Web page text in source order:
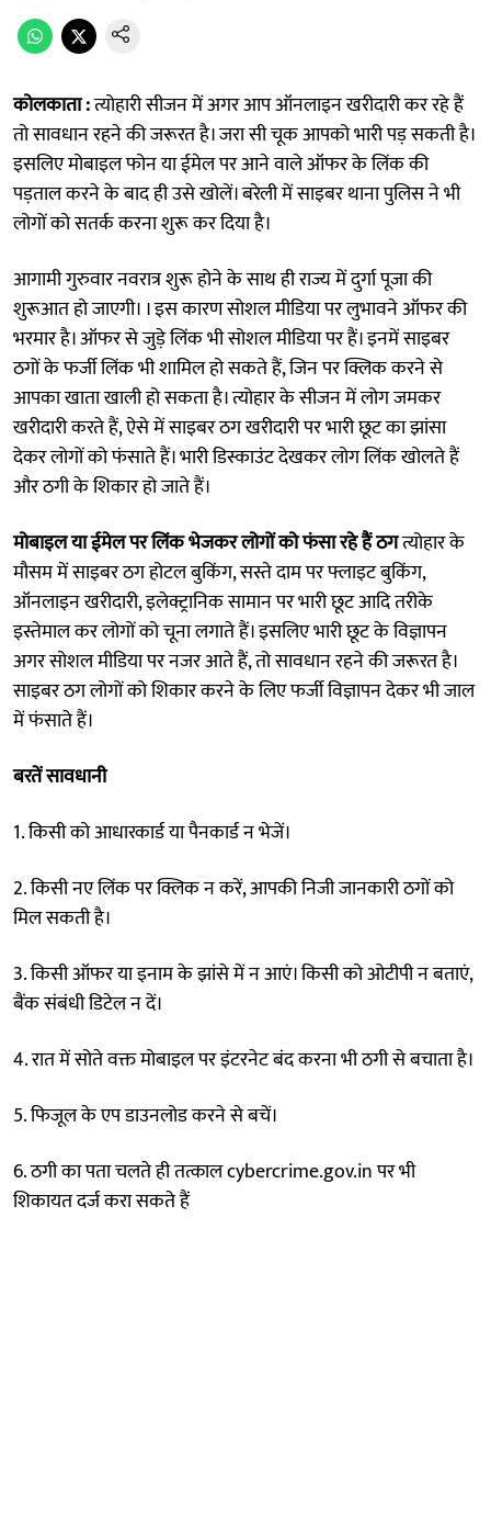
कोलकाता :त्योहारी सीजन में अगर आप ऑनलाइन खरीदारी कर रहे हैं
तो सावधान रहने की जरूरत है। जरा सी चूक आपको भारी पड़ सकती है।
इसलिए मोबाइल फोन या ईमेल पर आने वाले ऑफर के लिंक की
पड़ताल करने के बाद ही उसे खोलें। बरेली में साइबर थाना पुलिस ने भी
लोगों को सतर्क करना शुरू कर दिया है।
आगामी गुरुवार नवरात्र शुरू होने के साथ ही राज्य में दुर्गा पूजा की
शुरूआत हो जाएगी। । इस कारण सोशल मीडिया पर लुभावने ऑफर की
भरमार है। ऑफर से जुड़े लिंक भी सोशल मीडिया पर हैं। इनमें साइबर
ठगों के फर्जी लिंक भी शामिल हो सकते हैं, जिन पर क्लिक करने से
आपका खाता खाली हो सकता है। त्योहार के सीजन में लोग जमकर
खरीदारी करते हैं, ऐसे में साइबर ठग खरीदारी पर भारी छूट का झांसा
देकर लोगों को फंसाते हैं। भारी डिस्काउंट देखकर लोग लिंक खोलते हैं
और ठगी के शिकार हो जाते हैं।
मोबाइल या ईमेल पर लिंक भेजकर लोगों को फंसा रहे हैं ठगत्योहार के
मौसम में साइबर ठग होटल बुकिंग, सस्ते दाम पर फ्लाइट बुकिंग,
ऑनलाइन खरीदारी, इलेक्ट्रानिक सामान पर भारी छूट आदि तरीके
इस्तेमाल कर लोगों को चूना लगाते हैं। इसलिए भारी छूट के विज्ञापन
अगर सोशल मीडिया पर नजर आते हैं, तो सावधान रहने की जरूरत है।
साइबर ठग लोगों को शिकार करने के लिए फर्जी विज्ञापन देकर भी जाल
में फंसाते हैं।
बरतें सावधानी
1. किसी को आधारकार्ड या पैनकार्ड न भेजें।
2. किसी नए लिंक पर क्लिक न करें, आपकी निजी जानकारी ठगों को
मिल सकती है।
3. किसी ऑफर या इनाम के झांसे में न आएं। किसी को ओटीपी न बताएं,
बैंक संबंधी डिटेल न दें।
4. रात में सोते वक्त मोबाइल पर इंटरनेट बंद करना भी ठगी से बचाता है।
5. फिजूल के एप डाउनलोड करने से बचें।
6. ठगी का पता चलते ही तत्काल cybercrime.gov.in पर भी
शिकायत दर्ज करा सकते हैं